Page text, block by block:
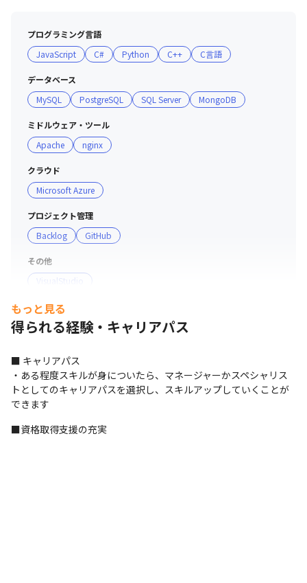
させない文化があります
・20時以降1時間以上の残業の場合には、1,500円の夜食
補助がつきます
・社員の国籍は日本と中国でおよそ半々で、言語は日本
語/中国語/英語でそれぞれコミュニケーションをとってい
ます
・アットホームで、メンバーと経営層の関係も近いため、
多くの経営データを公開して透明性を持たせ、みんなで会
社の成長具合を共有しています
プログラミング言語
JavaScript
C# Python C++ C言語
データベース
MySQL
PostgreSQL SQL Server MongoDB
ミドルウェア・ツール
Apache
nginx
クラウド
Microsoft Azure
プロジェクト管理
Backlog
GitHub
その他
VisualStudio
支給PC
Windows
もっと見る
得られる経験・キャリアパス
■ キャリアパス
・ある程度スキルが身についたら、マネージャーかスペシャリス
トとしてのキャリアパスを選択し、スキルアップしていくことが
できます
■資格取得支援の充実